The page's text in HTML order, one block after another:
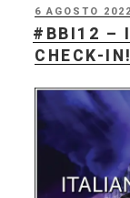
–
&
PUBBLICATO
IL
6 AGOSTO 2022
#BBI12 –
CHECK-